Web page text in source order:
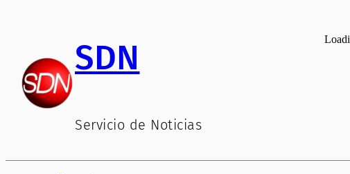
contenido
SDN
Servicio de Noticias